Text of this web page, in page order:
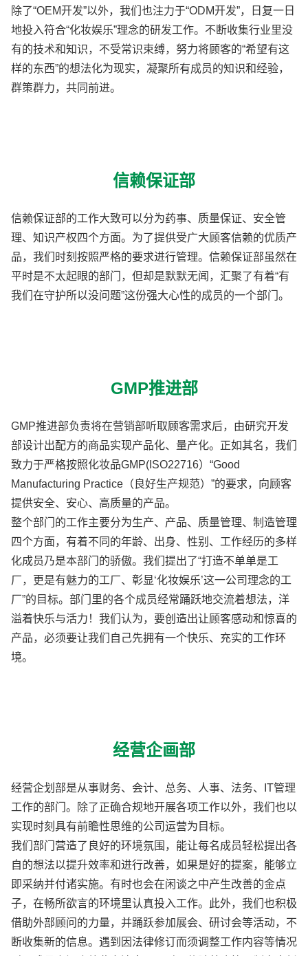
除了“OEM开发”以外，我们也注力于“ODM开发”，日复一日
地投入符合“化妆娱乐”理念的研发工作。不断收集行业里没
有的技术和知识，不受常识束缚，努力将顾客的“希望有这
样的东西”的想法化为现实，凝聚所有成员的知识和经验，
群策群力，共同前进。
信赖保证部
信赖保证部的工作大致可以分为药事、质量保证、安全管
理、知识产权四个方面。为了提供受广大顾客信赖的优质产
品，我们时刻按照严格的要求进行管理。信赖保证部虽然在
平时是不太起眼的部门，但却是默默无闻，汇聚了有着“有
我们在守护所以没问题”这份强大心性的成员的一个部门。
GMP推进部
GMP推进部负责将在营销部听取顾客需求后，由研究开发
部设计出配方的商品实现产品化、量产化。正如其名，我们
致力于严格按照化妆品GMP(ISO22716）“Good
Manufacturing Practice（良好生产规范）”的要求，向顾客
提供安全、安心、高质量的产品。
整个部门的工作主要分为生产、产品、质量管理、制造管理
四个方面，有着不同的年龄、出身、性别、工作经历的多样
化成员乃是本部门的骄傲。我们提出了“打造不单单是工
厂，更是有魅力的工厂、彰显‘化妆娱乐’这一公司理念的工
厂”的目标。部门里的各个成员经常踊跃地交流着想法，洋
溢着快乐与活力！我们认为，要创造出让顾客感动和惊喜的
产品，必须要让我们自己先拥有一个快乐、充实的工作环
境。
经营企画部
经营企划部是从事财务、会计、总务、人事、法务、IT管理
工作的部门。除了正确合规地开展各项工作以外，我们也以
实现时刻具有前瞻性思维的公司运营为目标。
我们部门营造了良好的环境氛围，能让每名成员轻松提出各
自的想法以提升效率和进行改善，如果是好的提案，能够立
即采纳并付诸实施。有时也会在闲谈之中产生改善的金点
子，在畅所欲言的环境里认真投入工作。此外，我们也积极
借助外部顾问的力量，并踊跃参加展会、研讨会等活动，不
断收集新的信息。遇到因法律修订而须调整工作内容等情况